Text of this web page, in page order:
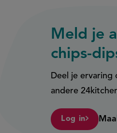
Meld je
chips-
Deel je
andere
Log in